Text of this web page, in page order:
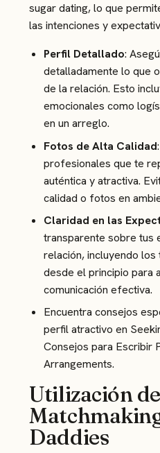
sugar dating, lo que
las intenciones y
Perfil Detallado:
detalladamente lo que
de la relación. Esto
emocionales como
en un arreglo​.
Fotos de Alta Calidad
profesionales que te
auténtica y atractiva.
calidad o fotos en
Claridad en las
transparente sobre tus
relación, incluyendo
desde el principio para
comunicación efectiva​.
Encuentra consejos
perfil atractivo en
Consejos para Escribir
Arrangements.
Utilización
Daddies